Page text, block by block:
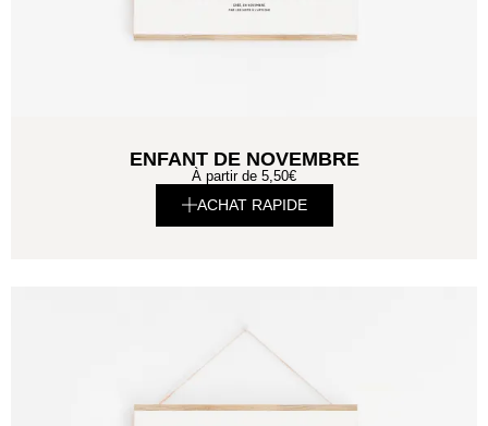
ENFANT DE NOVEMBRE
À partir de 5,50€
ACHAT RAPIDE